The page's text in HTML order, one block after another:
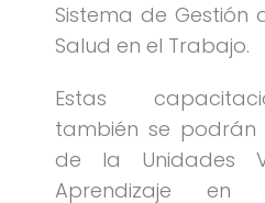
Sistema de Gestión
Salud en el Trabajo.
Estas
también se
de la Unidades
Aprendizaje en